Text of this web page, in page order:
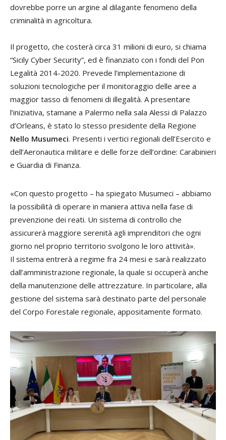
dovrebbe porre un argine al dilagante fenomeno della
criminalità in agricoltura.
Il progetto, che costerà circa 31 milioni di euro, si chiama
“Sicily Cyber Security”, ed è finanziato con i fondi del Pon
Legalità 2014-2020. Prevede l’implementazione di
soluzioni tecnologiche per il monitoraggio delle aree a
maggior tasso di fenomeni di illegalità. A presentare
l’iniziativa, stamane a Palermo nella sala Alessi di Palazzo
d’Orleans, è stato lo stesso presidente della Regione
Nello Musumeci. Presenti i vertici regionali dell’Esercito e
dell’Aeronautica militare e delle forze dell’ordine: Carabinieri
e Guardia di Finanza.
«Con questo progetto – ha spiegato Musumeci – abbiamo
la possibilità di operare in maniera attiva nella fase di
prevenzione dei reati. Un sistema di controllo che
assicurerà maggiore serenità agli imprenditori che ogni
giorno nel proprio territorio svolgono le loro attività».
Il sistema entrerà a regime fra 24 mesi e sarà realizzato
dall’amministrazione regionale, la quale si occuperà anche
della manutenzione delle attrezzature. In particolare, alla
gestione del sistema sarà destinato parte del personale
del Corpo Forestale regionale, appositamente formato.